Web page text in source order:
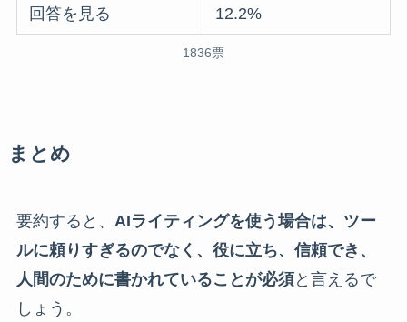
回答を見る 12.2%
1836票
まとめ
要約すると、 AIライティングを使う場合は、ツー
ルに頼りすぎるのでなく、役に立ち、信頼でき、
人間のために書かれていることが必須と言えるで
しょう。